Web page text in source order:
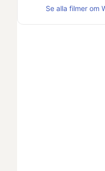
Se alla filmer om